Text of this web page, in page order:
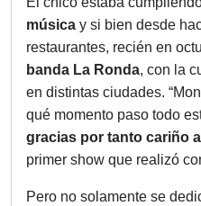
música y si bien desde
restaurantes, recién en
banda La Ronda, con la
en distintas ciudades.
qué momento paso todo
gracias por tanto cariño
primer show que realizó
Pero no solamente se